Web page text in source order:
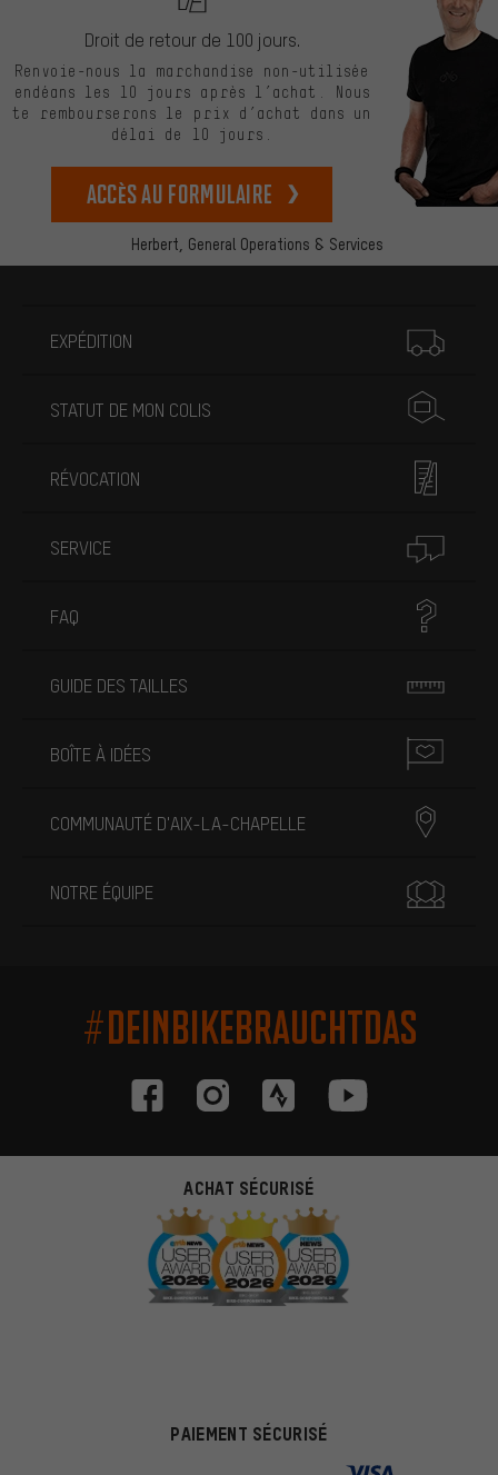
Herbert, General Operations & Services
Droit de retour de 100 jours.
Renvoie-nous la marchandise non-utilisée
endéans les 10 jours après l’achat. Nous
te rembourserons le prix d’achat dans un
délai de 10 jours.
Accès au formulaire
EXPÉDITION
STATUT DE MON COLIS
RÉVOCATION
SERVICE
FAQ
GUIDE DES TAILLES
BOÎTE À IDÉES
COMMUNAUTÉ D'AIX-LA-CHAPELLE
NOTRE ÉQUIPE
#DEINBIKEBRAUCHTDAS
ACHAT SÉCURISÉ
PAIEMENT SÉCURISÉ